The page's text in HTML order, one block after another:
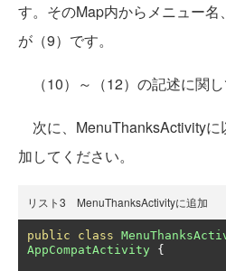
す。そのMap内からメニュー
が（9）です。
（10）～（12）の記述に関し
次に、MenuThanksActivityに
加してください。
リスト3 MenuThanksActivityに追加
public class
AppCompatActivity {